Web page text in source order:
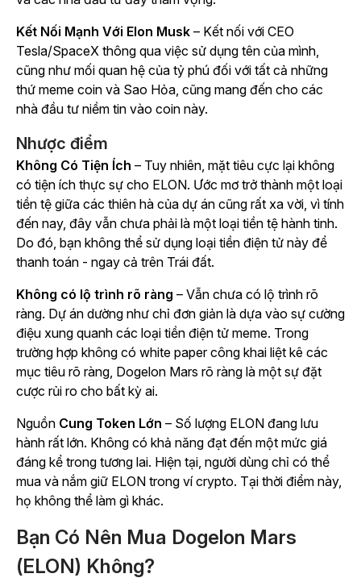
Kết Nối Mạnh Với Elon Musk – Kết nối với CEO
Tesla/SpaceX thông qua việc sử dụng tên của mình,
cũng như mối quan hệ của tỷ phú đối với tất cả những
thứ meme coin và Sao Hỏa, cũng mang đến cho các
nhà đầu tư niềm tin vào coin này.
Nhược điểm
Không Có Tiện Ích – Tuy nhiên, mặt tiêu cực lại không
có tiện ích thực sự cho ELON. Ước mơ trở thành một loại
tiền tệ giữa các thiên hà của dự án cũng rất xa vời, vì tính
đến nay, đây vẫn chưa phải là một loại tiền tệ hành tinh.
Do đó, bạn không thể sử dụng loại tiền điện tử này để
thanh toán - ngay cả trên Trái đất.
Không có lộ trình rõ ràng – Vẫn chưa có lộ trình rõ
ràng. Dự án dường như chỉ đơn giản là dựa vào sự cường
điệu xung quanh các loại tiền điện tử meme. Trong
trường hợp không có white paper công khai liệt kê các
mục tiêu rõ ràng, Dogelon Mars rõ ràng là một sự đặt
cược rủi ro cho bất kỳ ai.
Nguồn Cung Token Lớn – Số lượng ELON đang lưu
hành rất lớn. Không có khả năng đạt đến một mức giá
đáng kể trong tương lai. Hiện tại, người dùng chỉ có thể
mua và nắm giữ ELON trong ví crypto. Tại thời điểm này,
họ không thể làm gì khác.
Bạn Có Nên Mua Dogelon Mars
(ELON) Không?